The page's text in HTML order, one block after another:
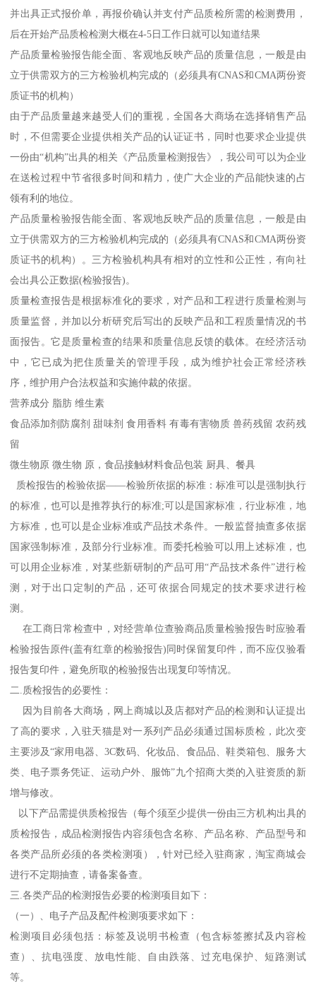
并出具正式报价单，再报价确认并支付产品质检所需的检测费用，
后在开始产品质检检测大概在4-5日工作日就可以知道结果
产品质量检验报告能全面、客观地反映产品的质量信息，一般是由
立于供需双方的三方检验机构完成的（必须具有CNAS和CMA两份资
质证书的机构）
由于产品质量越来越受人们的重视，全国各大商场在选择销售产品
时，不但需要企业提供相关产品的认证证书，同时也要求企业提供
一份由“机构”出具的相关《产品质量检测报告》，我公司可以为企业
在送检过程中节省很多时间和精力，使广大企业的产品能快速的占
领有利的地位。
产品质量检验报告能全面、客观地反映产品的质量信息，一般是由
立于供需双方的三方检验机构完成的（必须具有CNAS和CMA两份资
质证书的机构）。三方检验机构具有相对的立性和公正性，有向社
会出具公正数据(检验报告)。
质量检查报告是根据标准化的要求，对产品和工程进行质量检测与
质量监督，并加以分析研究后写出的反映产品和工程质量情况的书
面报告。它是质量检查的结果和质量信息反馈的载体。在经济活动
中，它已成为把住质量关的管理手段，成为维护社会正常经济秩
序，维护用户合法权益和实施仲裁的依据。
营养成分 脂肪 维生素
食品添加剂防腐剂 甜味剂 食用香料 有毒有害物质 兽药残留 农药残
留
微生物原 微生物 原，食品接触材料食品包装 厨具、餐具
质检报告的检验依据——检验所依据的标准：标准可以是强制执行
的标准，也可以是推荐执行的标准;可以是国家标准，行业标准，地
方标准，也可以是企业标准或产品技术条件。一般监督抽查多依据
国家强制标准，及部分行业标准。而委托检验可以用上述标准，也
可以用企业标准，对某些新研制的产品可用“产品技术条件”进行检
测，对于出口定制的产品，还可依据合同规定的技术要求进行检
测。
在工商日常检查中，对经营单位查验商品质量检验报告时应验看
检验报告原件(盖有红章的检验报告)同时保留复印件，而不应仅验看
报告复印件，避免所取的检验报告出现复印等情况。
二.质检报告的必要性：
因为目前各大商场，网上商城以及店都对产品的检测和认证提出
了高的要求，入驻天猫是对一系列产品必须通过国标质检，此次变
主要涉及“家用电器、3C数码、化妆品、食品品、鞋类箱包、服务大
类、电子票务凭证、运动户外、服饰”九个招商大类的入驻资质的新
增与修改。
以下产品需提供质检报告（每个须至少提供一份由三方机构出具的
质检报告，成品检测报告内容须包含名称、产品名称、产品型号和
各类产品所必须的各类检测项），针对已经入驻商家，淘宝商城会
进行不定期抽查，请备案备查。
三.各类产品的检测报告必要的检测项目如下：
（一）、电子产品及配件检测项要求如下：
检测项目必须包括：标签及说明书检查（包含标签擦拭及内容检
查）、抗电强度、放电性能、自由跌落、过充电保护、短路测试
等。